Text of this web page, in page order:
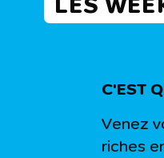
C'EST
Venez
riches